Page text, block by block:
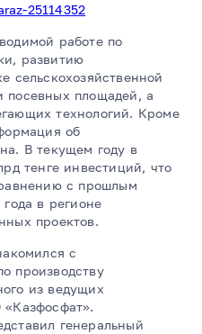
25114352
работе по
развитию
сельскохозяйственной
посевных площадей, а
технологий. Кроме
об
В текущем году в
тенге инвестиций, что
с прошлым
в регионе
проектов.
с
производству
из ведущих
генеральный